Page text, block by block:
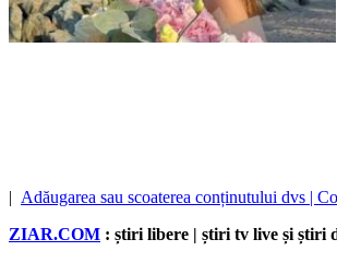
| Adăugarea sau scoaterea conținutului dvs |
ZIAR.COM : știri libere | știri tv live și știri